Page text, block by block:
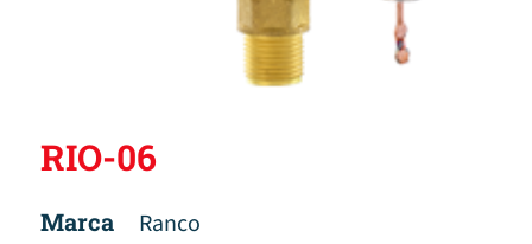
RIO-06
Marca
Ranco